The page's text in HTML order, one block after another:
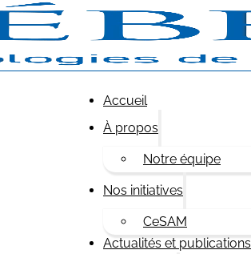
Accueil
À propos
Notre équipe
Nos initiatives
CeSAM
Actualités et publications